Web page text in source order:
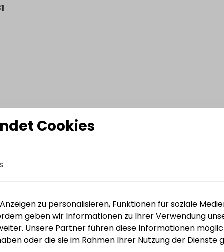
Cookies
zu personalisieren, Funktionen für soziale
geben wir Informationen zu Ihrer Verwendung
Unsere Partner führen diese Informationen
oder die sie im Rahmen Ihrer Nutzung der Dienste